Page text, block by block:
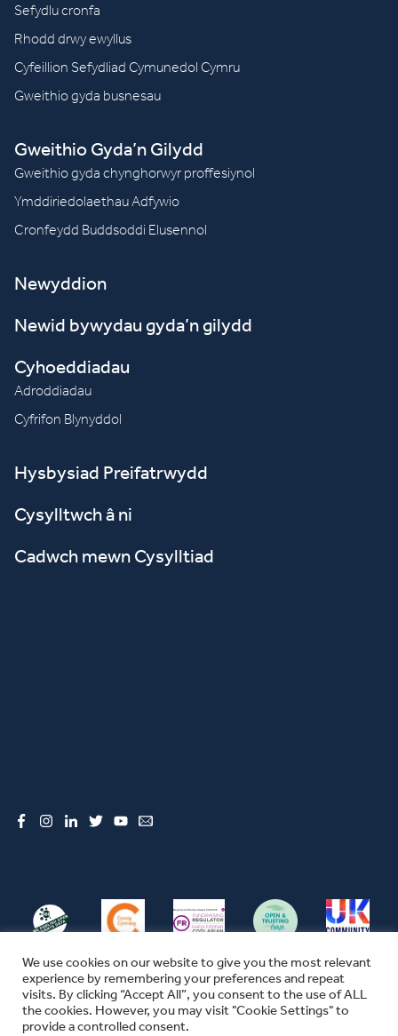
Sefydlu cronfa
Rhodd drwy ewyllus
Cyfeillion Sefydliad Cymunedol Cymru
Gweithio gyda busnesau
Gweithio Gyda’n Gilydd
Gweithio gyda chynghorwyr proffesiynol
Ymddiriedolaethau Adfywio
Cronfeydd Buddsoddi Elusennol
Newyddion
Newid bywydau gyda’n gilydd
Cyhoeddiadau
Adroddiadau
Cyfrifon Blynyddol
Hysbysiad Preifatrwydd
Cysylltwch â ni
Cadwch mewn Cysylltiad
© CFW 2026 ALL RIGHTS RESERVED
We use cookies on our website to give you the most relevant
experience by remembering your preferences and repeat
visits. By clicking “Accept All”, you consent to the use of ALL
the cookies. However, you may visit "Cookie Settings" to
provide a controlled consent.